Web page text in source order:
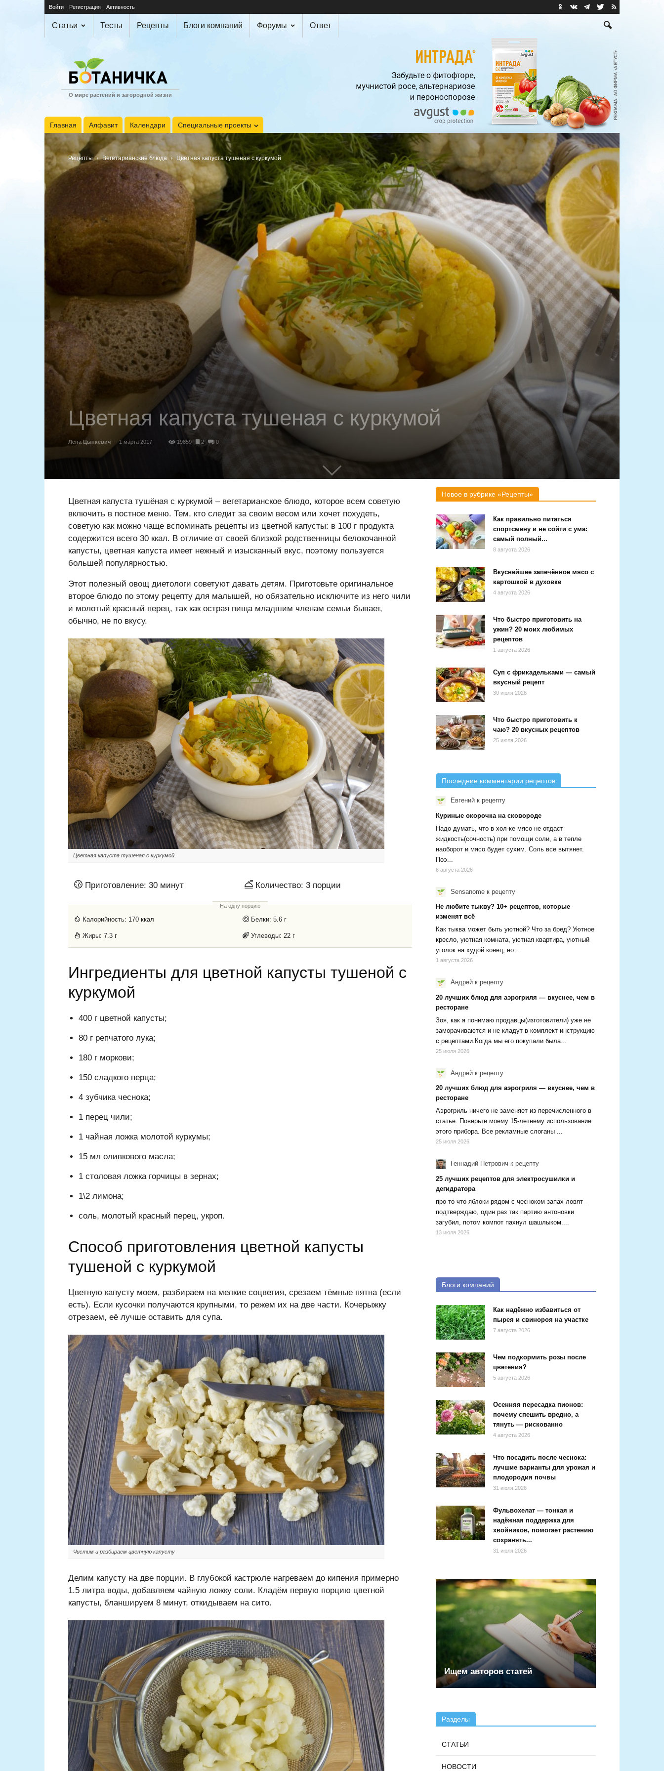
Войти Регистрация Активность
Статьи Тесты Рецепты Блоги компаний Форумы Ответ
О мире растений и загородной жизни
Главная Алфавит Календари Специальные проекты
Рецепты Вегетарианские блюда Цветная капуста тушеная с куркумой
Цветная капуста тушеная с куркумой
Лена Цынкевич - 1 марта 2017 19859 2 0
Цветная капуста тушёная с куркумой – вегетарианское блюдо, которое всем советую
включить в постное меню. Тем, кто следит за своим весом или хочет похудеть,
советую как можно чаще вспоминать рецепты из цветной капусты: в 100 г продукта
содержится всего 30 ккал. В отличие от своей близкой родственницы белокочанной
капусты, цветная капуста имеет нежный и изысканный вкус, поэтому пользуется
большей популярностью.
Этот полезный овощ диетологи советуют давать детям. Приготовьте оригинальное
второе блюдо по этому рецепту для малышей, но обязательно исключите из него чили
и молотый красный перец, так как острая пища младшим членам семьи бывает,
обычно, не по вкусу.
Цветная капуста тушеная с куркумой.
Приготовление: 30 минут Количество: 3 порции
На одну порцию
Калорийность: 170 ккал Белки: 5.6 г
Жиры: 7.3 г Углеводы: 22 г
Ингредиенты для цветной капусты тушеной с
куркумой
400 г цветной капусты;
80 г репчатого лука;
180 г моркови;
150 сладкого перца;
4 зубчика чеснока;
1 перец чили;
1 чайная ложка молотой куркумы;
15 мл оливкового масла;
1 столовая ложка горчицы в зернах;
1\2 лимона;
соль, молотый красный перец, укроп.
Способ приготовления цветной капусты
тушеной с куркумой
Цветную капусту моем, разбираем на мелкие соцветия, срезаем тёмные пятна (если
есть). Если кусочки получаются крупными, то режем их на две части. Кочерыжку
отрезаем, её лучше оставить для супа.
Чистим и разбираем цветную капусту
Делим капусту на две порции. В глубокой кастрюле нагреваем до кипения примерно
1.5 литра воды, добавляем чайную ложку соли. Кладём первую порцию цветной
капусты, бланшируем 8 минут, откидываем на сито.
Новое в рубрике «Рецепты»
Как правильно питаться
спортсмену и не сойти с ума:
самый полный...
8 августа 2026
Вкуснейшее запечённое мясо с
картошкой в духовке
4 августа 2026
Что быстро приготовить на
ужин? 20 моих любимых
рецептов
1 августа 2026
Суп с фрикадельками — самый
вкусный рецепт
30 июля 2026
Что быстро приготовить к
чаю? 20 вкусных рецептов
25 июля 2026
Последние комментарии рецептов
Евгений к рецепту
Куриные окорочка на сковороде
Надо думать, что в хол-ке мясо не отдаст
жидкость(сочность) при помощи соли, а в тепле
наоборот и мясо будет сухим. Соль все вытянет.
Поэ...
6 августа 2026
Sensanome к рецепту
Не любите тыкву? 10+ рецептов, которые
изменят всё
Как тыква может быть уютной? Что за бред? Уютное
кресло, уютная комната, уютная квартира, уютный
уголок на худой конец, но ...
1 августа 2026
Андрей к рецепту
20 лучших блюд для аэрогриля — вкуснее, чем в
ресторане
Зоя, как я понимаю продавцы(изготовители) уже не
заморачиваются и не кладут в комплект инструкцию
с рецептами.Когда мы его покупали была...
25 июля 2026
Андрей к рецепту
20 лучших блюд для аэрогриля — вкуснее, чем в
ресторане
Аэрогриль ничего не заменяет из перечисленного в
статье. Поверьте моему 15-летнему использование
этого прибора. Все рекламные слоганы ...
25 июля 2026
Геннадий Петрович к рецепту
25 лучших рецептов для электросушилки и
дегидратора
про то что яблоки рядом с чесноком запах ловят -
подтверждаю, один раз так партию антоновки
загубил, потом компот пахнул шашлыком....
13 июля 2026
Блоги компаний
Как надёжно избавиться от
пырея и свинороя на участке
7 августа 2026
Чем подкормить розы после
цветения?
5 августа 2026
Осенняя пересадка пионов:
почему спешить вредно, а
тянуть — рискованно
4 августа 2026
Что посадить после чеснока:
лучшие варианты для урожая и
плодородия почвы
31 июля 2026
Фульвохелат — тонкая и
надёжная поддержка для
хвойников, помогает растению
сохранять...
31 июля 2026
Ищем авторов статей
Разделы
СТАТЬИ
НОВОСТИ